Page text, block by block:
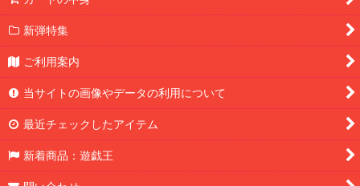
新弾特集
ご利用案内
当サイトの画像やデータの利用について
最近チェックしたアイテム
新着商品：遊戯王